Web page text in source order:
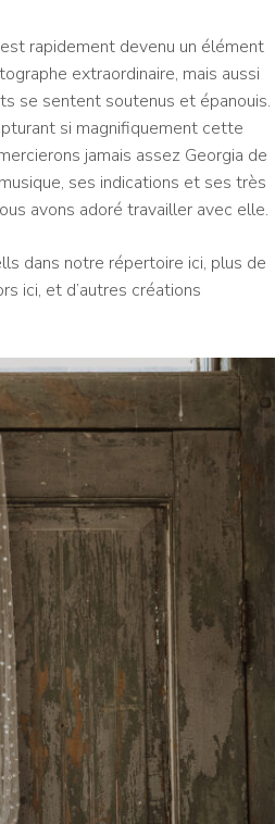
est rapidement devenu un élément
extraordinaire, mais aussi
se sentent soutenus et épanouis.
si magnifiquement cette
jamais assez Georgia de
ses indications et ses très
avons adoré travailler avec elle.
dans notre répertoire ici, plus de
ici, et d’autres créations